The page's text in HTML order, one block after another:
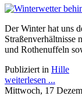
Der Winter hat uns
und Rothenuffeln
Publiziert in Hille
weiterlesen ...
Mittwoch, 17